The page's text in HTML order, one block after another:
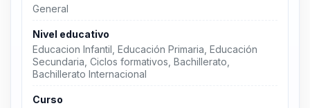
General
Nivel educativo
Educacion Infantil, Educación Primaria, Educación
Secundaria, Ciclos formativos, Bachillerato,
Bachillerato Internacional
Curso